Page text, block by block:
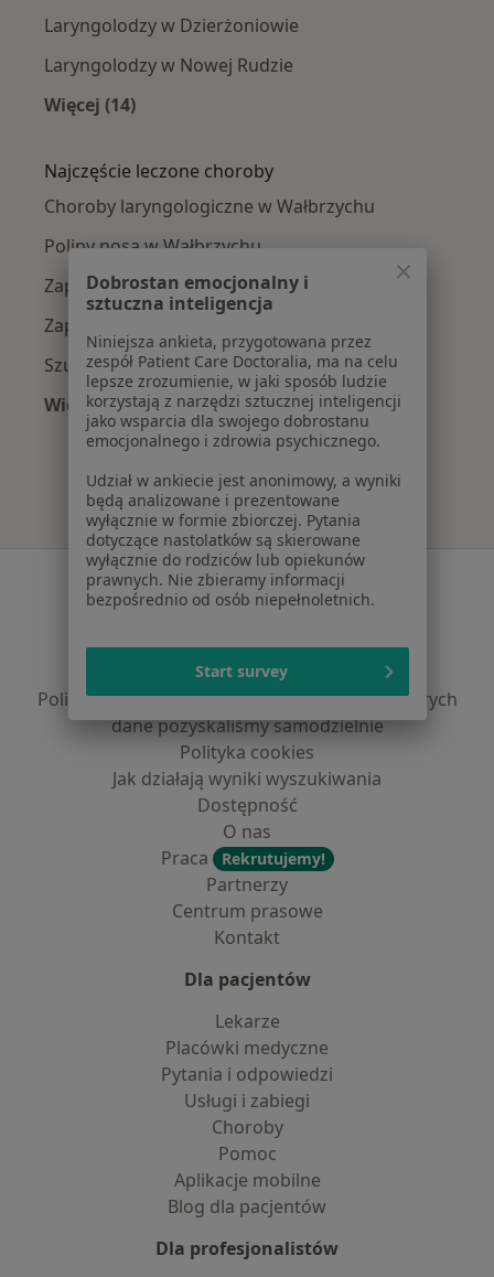
Laryngolodzy w Dzierżoniowie
Laryngolodzy w Nowej Rudzie
Więcej (14)
Najczęście leczone choroby
Choroby laryngologiczne w Wałbrzychu
Polipy nosa w Wałbrzychu
Zapalenie krtani w Wałbrzychu
Zapalenie migdałków w Wałbrzychu
Szum w uszach w Wałbrzychu
Więcej (15)
Więcej w kategorii: Najczęście leczone
Serwis
Polityka prywatności pacjentów
Polityka prywatności profesjonalistów
Polityka prywatności dla profesjonalistów, których
dane pozyskaliśmy samodzielnie
Polityka cookies
Jak działają wyniki wyszukiwania
Dostępność
O nas
Praca
Rekrutujemy!
Partnerzy
Centrum prasowe
Kontakt
Dla pacjentów
Lekarze
Placówki medyczne
Pytania i odpowiedzi
Usługi i zabiegi
Choroby
Pomoc
Aplikacje mobilne
Blog dla pacjentów
Dla profesjonalistów
Dobrostan emocjonalny i
sztuczna inteligencja
Niniejsza ankieta, przygotowana przez
zespół Patient Care Doctoralia, ma na celu
lepsze zrozumienie, w jaki sposób ludzie
korzystają z narzędzi sztucznej inteligencji
jako wsparcia dla swojego dobrostanu
emocjonalnego i zdrowia psychicznego.
Udział w ankiecie jest anonimowy, a wyniki
będą analizowane i prezentowane
wyłącznie w formie zbiorczej. Pytania
dotyczące nastolatków są skierowane
wyłącznie do rodziców lub opiekunów
prawnych. Nie zbieramy informacji
bezpośrednio od osób niepełnoletnich.
Start survey